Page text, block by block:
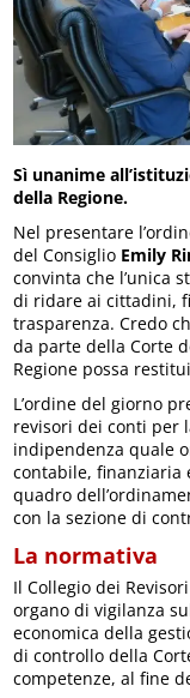
Sì unanime
della Regione.
Nel presentare
del Consiglio Emily
convinta che l’unica
di ridare ai cittadini,
trasparenza. Credo
da parte della Corte
Regione possa
L’ordine del giorno
revisori dei conti per
indipendenza quale
contabile, finanziaria
quadro
con la sezione di
La normativa
Il Collegio dei
organo di vigilanza
economica della
di controllo della
competenze, al fine